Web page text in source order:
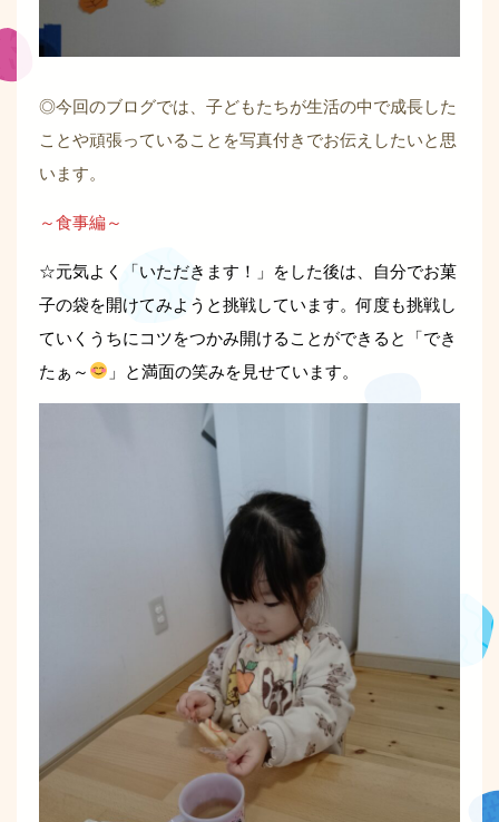
◎今回のブログでは、子どもたちが生活の中で成長した
ことや頑張っていることを写真付きでお伝えしたいと思
います。
～食事編～
☆元気よく「いただきます！」をした後は、自分でお菓
子の袋を開けてみようと挑戦しています。何度も挑戦し
ていくうちにコツをつかみ開けることができると「でき
たぁ～
」と満面の笑みを見せています。